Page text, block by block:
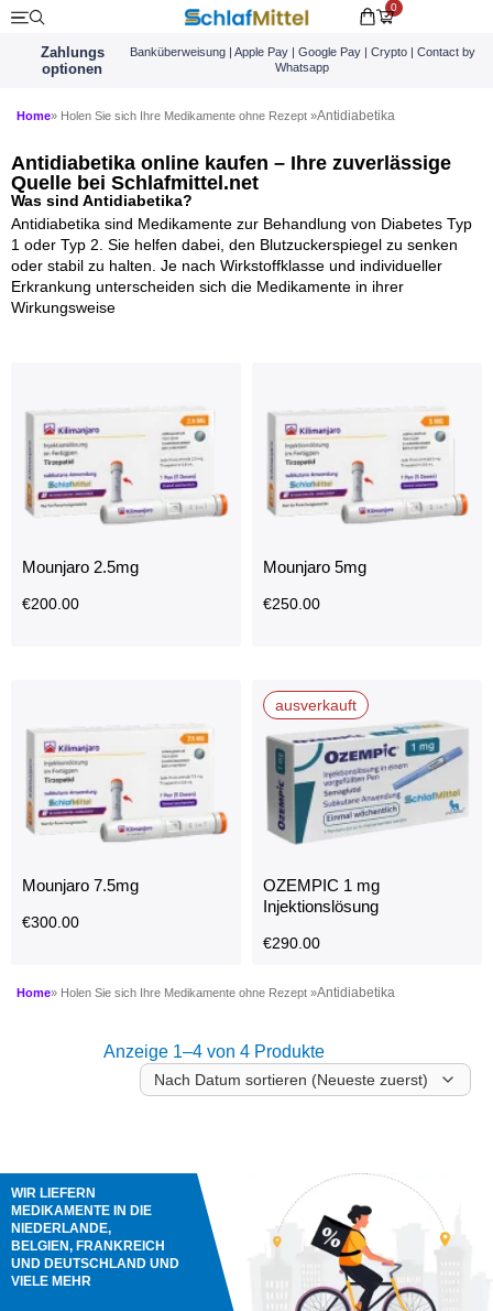
0
Zahlungs
optionen
Banküberweisung | Apple Pay | Google Pay | Crypto | Contact by
Whatsapp
Home» Holen Sie sich Ihre Medikamente ohne Rezept »Antidiabetika
Antidiabetika online kaufen – Ihre zuverlässige
Quelle bei Schlafmittel.net
Was sind Antidiabetika?
Antidiabetika sind Medikamente zur Behandlung von Diabetes Typ
1 oder Typ 2. Sie helfen dabei, den Blutzuckerspiegel zu senken
oder stabil zu halten. Je nach Wirkstoffklasse und individueller
Erkrankung unterscheiden sich die Medikamente in ihrer
Wirkungsweise
Mounjaro 2.5mg
€200.00
Mounjaro 5mg
€250.00
Mounjaro 7.5mg
€300.00
ausverkauft
OZEMPIC 1 mg
Injektionslösung
€290.00
Home» Holen Sie sich Ihre Medikamente ohne Rezept »Antidiabetika
Anzeige 1–4 von 4 Produkte
WIR LIEFERN
MEDIKAMENTE IN DIE
NIEDERLANDE,
BELGIEN, FRANKREICH
UND DEUTSCHLAND UND
VIELE MEHR